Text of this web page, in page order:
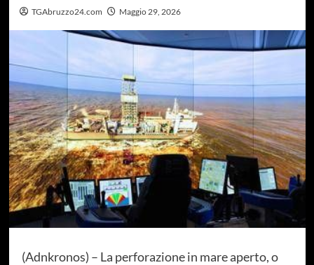
TGAbruzzo24.com Maggio 29, 2026
(Adnkronos) – La perforazione in mare aperto, o